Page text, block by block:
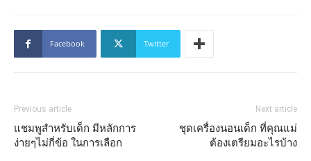
Facebook Twitter
Previous article
แชมพูสำหรับเด็ก มีหลักการ
ง่ายๆไม่กี่ข้อ ในการเลือก
Next article
ชุดเครื่องนอนเด็ก ที่คุณแม่
ต้องเตรียมอะไรบ้าง